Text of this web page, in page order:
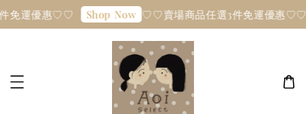
免運優惠♡♡ Shop Now ♡♡賣場商品任選3件免運優惠♡♡